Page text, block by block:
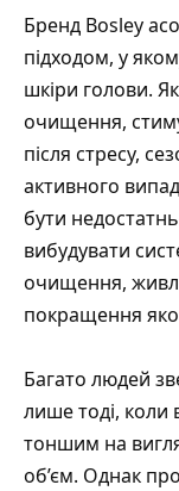
Бренд Bosley
підходом, у
шкіри голови.
очищення,
після стресу,
активного
бути
вибудувати
очищення,
покращення
Багато людей
лише тоді,
тоншим на
об’єм. Однак